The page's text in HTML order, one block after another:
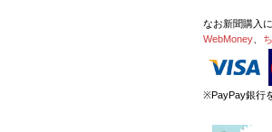
なお新聞購入
WebMoney
※PayPay銀行